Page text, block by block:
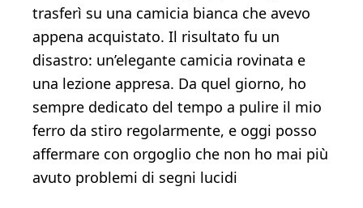
trasferì su una camicia bianca che avevo
appena acquistato. Il risultato fu un
disastro: un’elegante camicia rovinata e
una lezione appresa. Da quel giorno, ho
sempre dedicato del tempo a pulire il mio
ferro da stiro regolarmente, e oggi posso
affermare con orgoglio che non ho mai più
avuto problemi di segni lucidi